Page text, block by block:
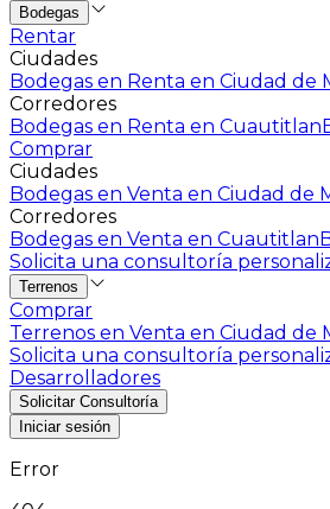
Bodegas
Rentar
Ciudades
Bodegas en Renta en Ciudad de
Corredores
Bodegas en Renta en Cuautitlan
Comprar
Ciudades
Bodegas en Venta en Ciudad de
Corredores
Bodegas en Venta en Cuautitlan
Solicita una consultoría
Terrenos
Comprar
Terrenos en Venta en Ciudad de
Solicita una consultoría
Desarrolladores
Solicitar Consultoría
Iniciar sesión
Error